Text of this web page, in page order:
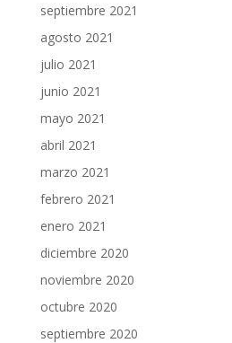
septiembre 2021
agosto 2021
julio 2021
junio 2021
mayo 2021
abril 2021
marzo 2021
febrero 2021
enero 2021
diciembre 2020
noviembre 2020
octubre 2020
septiembre 2020